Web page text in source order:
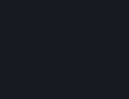
хорошо продуманная
выйти на высокий
игра проходится на
моменты, которые можно
Игра относится к